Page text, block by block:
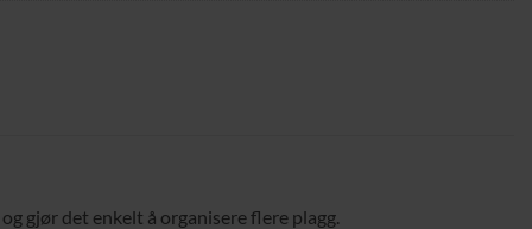
gjør det enkelt å organisere flere plagg.